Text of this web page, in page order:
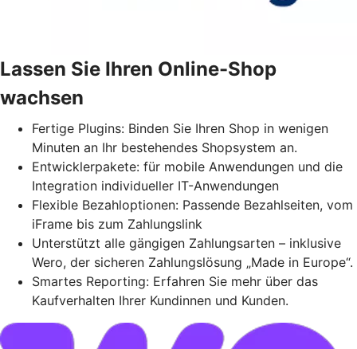
Lassen Sie Ihren Online-Shop
wachsen
Fertige Plugins: Binden Sie Ihren Shop in wenigen
Minuten an Ihr bestehendes Shopsystem an.
Entwicklerpakete: für mobile Anwendungen und die
Integration individueller IT-Anwendungen
Flexible Bezahloptionen: Passende Bezahlseiten, vom
iFrame bis zum Zahlungslink
Unterstützt alle gängigen Zahlungsarten – inklusive
Wero, der sicheren Zahlungslösung „Made in Europe“.
Smartes Reporting: Erfahren Sie mehr über das
Kaufverhalten Ihrer Kundinnen und Kunden.